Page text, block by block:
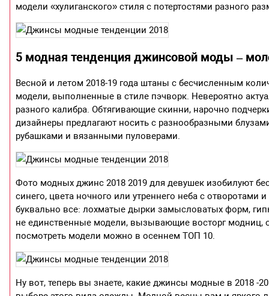
модели «хулиганского» стиля с потертостями разного
5 модная тенденция джинсовой моды –
Весной и летом 2018-19 года штаны с бесчисленным
модели, выполненные в стиле пэчворк. Невероятно
разного калибра. Обтягивающие скинни, нарочно
дизайнеры предлагают носить с разнообразными
рубашками и вязанными пуловерами.
Фото модных джинс 2018 2019 для девушек изобилуют
синего, цвета ночного или утреннего неба с
буквально все: лохматые дырки замысловатых форм,
не единственные модели, вызывающие восторг модниц,
посмотреть модели можно в осеннем ТОП 10.
Ну вот, теперь вы знаете, какие джинсы модные в 2018 -